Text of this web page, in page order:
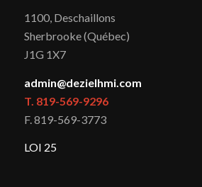
1100, Deschaillons
Sherbrooke (Québec)
J1G 1X7
admin@dezielhmi.com
T. 819-569-9296
F. 819-569-3773
LOI 25